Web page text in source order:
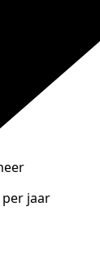
per jaar